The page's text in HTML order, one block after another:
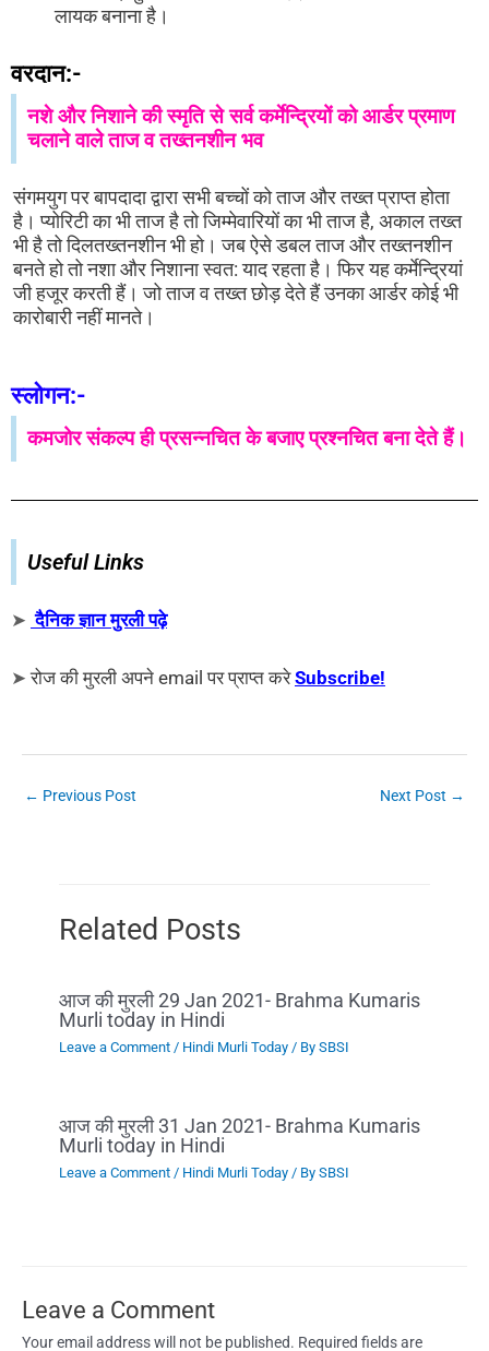
लायक बनाना है।
वरदान:-
नशे और निशाने की स्मृति से सर्व कर्मेन्द्रियों को आर्डर प्रमाण
चलाने वाले ताज व तख्तनशीन भव
संगमयुग पर बापदादा द्वारा सभी बच्चों को ताज और तख्त प्राप्त होता
है। प्योरिटी का भी ताज है तो जिम्मेवारियों का भी ताज है, अकाल तख्त
भी है तो दिलतख्तनशीन भी हो। जब ऐसे डबल ताज और तख्तनशीन
बनते हो तो नशा और निशाना स्वत: याद रहता है। फिर यह कर्मेन्द्रियां
जी हजूर करती हैं। जो ताज व तख्त छोड़ देते हैं उनका आर्डर कोई भी
कारोबारी नहीं मानते।
स्लोगन:-
कमजोर संकल्प ही प्रसन्नचित के बजाए प्रश्नचित बना देते हैं।
Useful Links
➤ दैनिक ज्ञान मुरली पढ़े
➤ रोज की मुरली अपने email पर प्राप्त करेSubscribe!
← Previous Post Next Post →
Related Posts
आज की मुरली 29 Jan 2021- Brahma Kumaris
Murli today in Hindi
Leave a Comment / Hindi Murli Today / BySBSI
आज की मुरली 31 Jan 2021- Brahma Kumaris
Murli today in Hindi
Leave a Comment / Hindi Murli Today / BySBSI
Leave a Comment
Your email address will not be published. Required fields are